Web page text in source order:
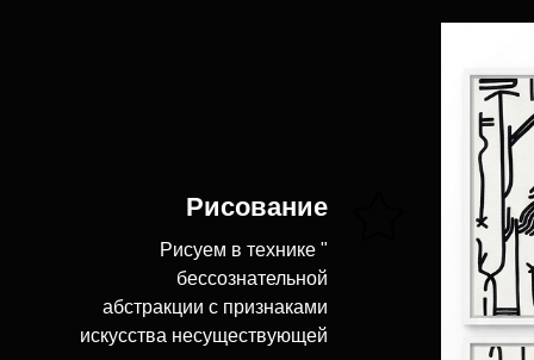
Рисование
Рисуем в технике "
бессознательной
абстракции с признаками
искусства несуществующей